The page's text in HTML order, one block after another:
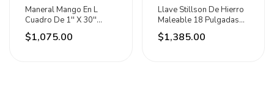
Maneral Mango En L
Cuadro De 1'' X 30''
Antióxido Urrea
$1,075.00
Llave Stillson De Hierro
Maleable 18 Pulgadas
Urrea
$1,385.00